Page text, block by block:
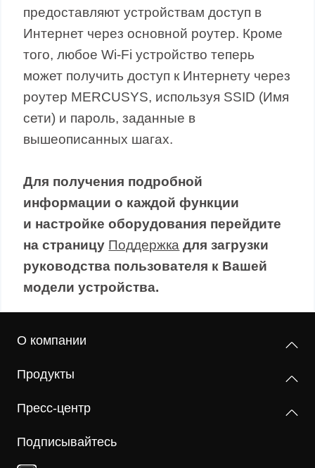
предоставляют устройствам доступ в
Интернет через основной роутер. Кроме
того, любое Wi-Fi устройство теперь
может получить доступ к Интернету через
роутер MERCUSYS, используя SSID (Имя
сети) и пароль, заданные в
вышеописанных шагах.
Для получения подробной
информации о каждой функции
и настройке оборудования перейдите
на страницу Поддержка для загрузки
руководства пользователя к Вашей
модели устройства.
О компании
Продукты
Пресс-центр
Подписывайтесь